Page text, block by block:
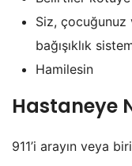
Siz, çocuğunuz
bağışıklık
Hamilesin
Hastaneye
911’i arayın veya